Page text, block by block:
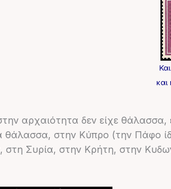
αρχαιότητα δεν είχε θάλασσα,
στην Κύπρο (την Πάφο
Συρία, στην Κρήτη, στην